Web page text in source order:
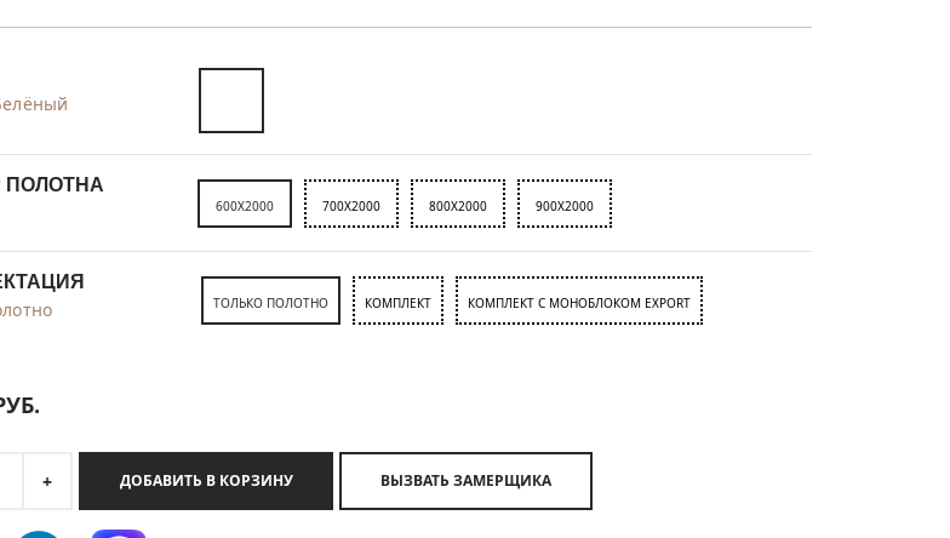
ПОЛОТНА
600X2000 700X2000 800X2000 900X2000
ТОЛЬКО ПОЛОТНО КОМПЛЕКТ КОМПЛЕКТ С МОНОБЛОКОМ EXPORT
+ ДОБАВИТЬ В КОРЗИНУ ВЫЗВАТЬ ЗАМЕРЩИКА